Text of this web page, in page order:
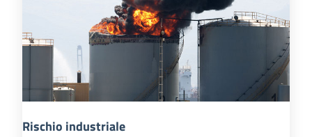
Rischio industriale